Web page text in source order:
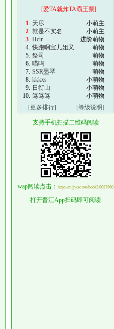
[爱TA就炸TA霸王票]
1. 天尽
小萌主
2. 就是不实名
小萌主
3. Hcir
进阶萌物
4. 快跑啊宝儿姐又
萌物
5. 祭司
萌物
6. 喵呜
萌物
7. SSR墨琴
萌物
8. kkkxs
小萌物
9. 日衔山
小萌物
10. 笃笃笃
小萌物
[更多排行]
[等级说明]
支持手机扫描二维码阅读
wap阅读点击： https://m.jjwxc.net/book2/8027880
打开晋江App扫码即可阅读